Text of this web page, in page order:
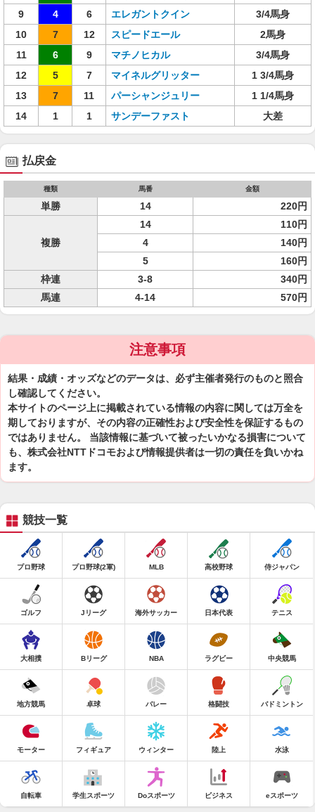
9
4 6 エレガントクイン
3/4馬身
10
7 12 スピードエール
2馬身
11
6 9 マチノヒカル
3/4馬身
12
5 7 マイネルグリッター
1 3/4馬身
13
7 11 パーシャンジュリー
1 1/4馬身
14
1 1 サンデーファスト 大差
払戻金
種類 馬番 金額
単勝 14 220円
複勝
14
110円
4
140円
5
160円
枠連
3-8
340円
馬連
4-14 570円
注意事項
結果・成績・オッズなどのデータは、必ず主催者発行のものと照合
し確認してください。
本サイトのページ上に掲載されている情報の内容に関しては万全を
期しておりますが、その内容の正確性および安全性を保証するもの
ではありません。 当該情報に基づいて被ったいかなる損害について
も、株式会社NTTドコモおよび情報提供者は一切の責任を負いかね
ます。
競技一覧
プロ野球 プロ野球(2軍) MLB 高校野球 侍ジャパン
ゴルフ Jリーグ 海外サッカー 日本代表 テニス
大相撲 Bリーグ NBA ラグビー 中央競馬
地方競馬 卓球 バレー 格闘技 バドミントン
モーター フィギュア ウィンター 陸上 水泳
自転車 学生スポーツ Doスポーツ ビジネス eスポーツ